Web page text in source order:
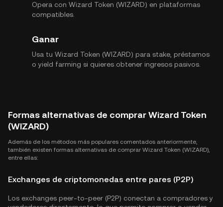
Opera con Wizard Token (WIZARD) en plataformas
compatibles.
Ganar
Usa tu Wizard Token (WIZARD) para stake, préstamos
o yield farming si quieres obtener ingresos pasivos.
Formas alternativas de comprar Wizard Token
(WIZARD)
Además de los métodos más populares comentados anteriormente,
también existen formas alternativas de comprar Wizard Token (WIZARD),
entre ellas:
Exchanges de criptomonedas entre pares (P2P)
Los exchanges peer-to-peer (P2P) conectan a compradores y